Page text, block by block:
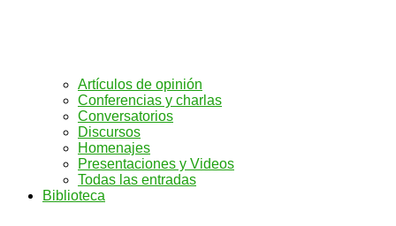
Artículos de opinión
Conferencias y charlas
Conversatorios
Discursos
Homenajes
Presentaciones y Videos
Todas las entradas
Biblioteca